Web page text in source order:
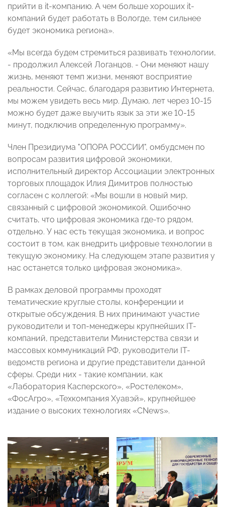
прийти в it-компанию. А чем больше хороших it-
компаний будет работать в Вологде, тем сильнее
будет экономика региона».
«Мы всегда будем стремиться развивать технологии,
- продолжил Алексей Логанцов. - Они меняют нашу
жизнь, меняют темп жизни, меняют восприятие
реальности. Сейчас, благодаря развитию Интернета,
мы можем увидеть весь мир. Думаю, лет через 10-15
можно будет даже выучить язык за эти же 10-15
минут, подключив определенную программу».
Член Президиума "ОПОРА РОССИИ", омбудсмен по
вопросам развития цифровой экономики,
исполнительный директор Ассоциации электронных
торговых площадок Илия Димитров полностью
согласен с коллегой: «Мы вошли в новый мир,
связанный с цифровой экономикой. Ошибочно
считать, что цифровая экономика где-то рядом,
отдельно. У нас есть текущая экономика, и вопрос
состоит в том, как внедрить цифровые технологии в
текущую экономику. На следующем этапе развития у
нас останется только цифровая экономика».
В рамках деловой программы проходят
тематические круглые столы, конференции и
открытые обсуждения. В них принимают участие
руководители и топ-менеджеры крупнейших IТ-
компаний, представители Министерства связи и
массовых коммуникаций РФ, руководители IТ-
ведомств региона и другие представители данной
сферы. Среди них - такие компании, как
«Лаборатория Касперского», «Ростелеком»,
«ФосАгро», «Техкомпания Хуавэй», крупнейшее
издание о высоких технологиях «CNews».